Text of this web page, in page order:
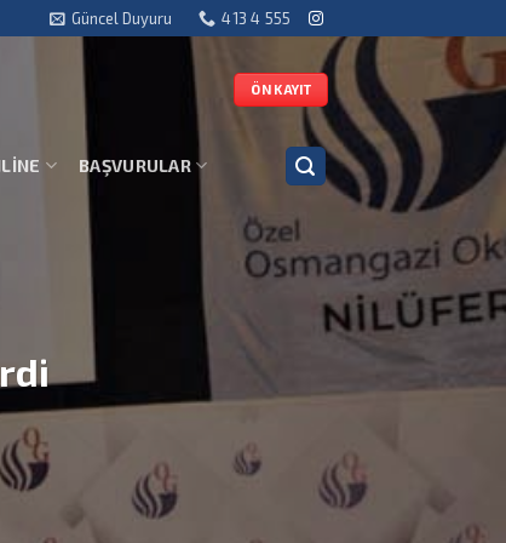
Güncel Duyuru 413 4 555
ÖN KAYIT
BAŞVURULAR